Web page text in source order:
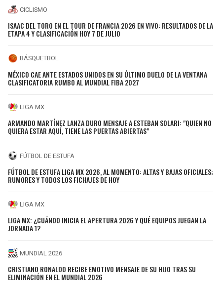
CICLISMO
ISAAC DEL TORO EN EL TOUR DE FRANCIA 2026 EN VIVO: RESULTADOS DE LA
ETAPA 4 Y CLASIFICACIÓN HOY 7 DE JULIO
BÁSQUETBOL
MÉXICO CAE ANTE ESTADOS UNIDOS EN SU ÚLTIMO DUELO DE LA VENTANA
CLASIFICATORIA RUMBO AL MUNDIAL FIBA 2027
LIGA MX
ARMANDO MARTÍNEZ LANZA DURO MENSAJE A ESTEBAN SOLARI: "QUIEN NO
QUIERA ESTAR AQUÍ, TIENE LAS PUERTAS ABIERTAS"
FÚTBOL DE ESTUFA
FÚTBOL DE ESTUFA LIGA MX 2026, AL MOMENTO: ALTAS Y BAJAS OFICIALES;
RUMORES Y TODOS LOS FICHAJES DE HOY
LIGA MX
LIGA MX: ¿CUÁNDO INICIA EL APERTURA 2026 Y QUÉ EQUIPOS JUEGAN LA
JORNADA 1?
MUNDIAL 2026
CRISTIANO RONALDO RECIBE EMOTIVO MENSAJE DE SU HIJO TRAS SU
ELIMINACIÓN EN EL MUNDIAL 2026